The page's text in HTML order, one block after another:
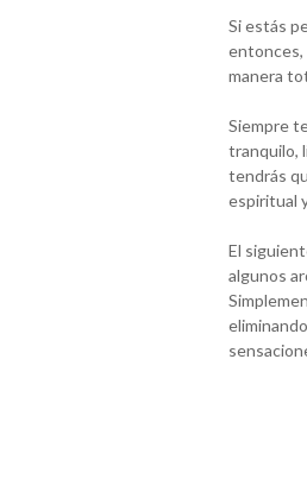
Si estás
entonces,
manera
Siempre
tranquilo,
tendrás
espiritual
El
algunos